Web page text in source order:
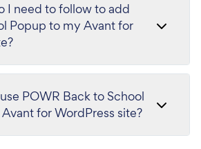
I need to follow to add
Popup to my Avant for
POWR Back to School
for WordPress site?